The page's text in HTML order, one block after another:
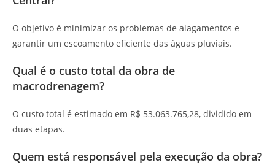
O objetivo é minimizar os problemas de alagamentos e
garantir um escoamento eficiente das águas pluviais.
Qual é o custo total da obra de
macrodrenagem?
O custo total é estimado em R$ 53.063.765,28, dividido em
duas etapas.
Quem está responsável pela execução da obra?